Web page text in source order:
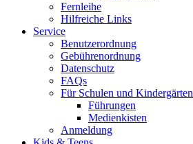
Fernleihe
Hilfreiche Links
Service
Benutzerordnung
Gebührenordnung
Datenschutz
FAQs
Für Schulen und Kindergärten
Führungen
Medienkisten
Anmeldung